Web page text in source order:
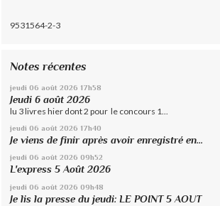
9531564-2-3
Notes récentes
jeudi 06 août 2026 17h58
Jeudi 6 août 2026
lu 3 livres hier dont 2 pour le concours 1...
jeudi 06 août 2026 17h40
Je viens de finir après avoir enregistré en...
jeudi 06 août 2026 09h52
L'express 5 Août 2026
jeudi 06 août 2026 09h48
Je lis la presse du jeudi: LE POINT 5 AOUT